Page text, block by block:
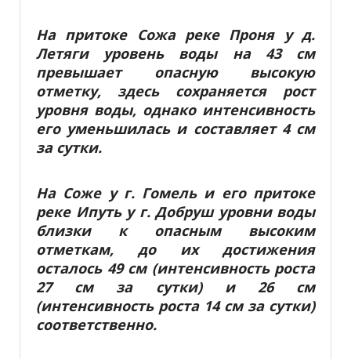
На притоке Сожа реке Проня у д.
Летяги уровень воды на 43 см
превышает опасную высокую
отметку, здесь сохраняется рост
уровня воды, однако интенсивность
его уменьшилась и составляет 4 см
за сутки.
На Соже у г. Гомель и его притоке
реке Ипуть у г. Добруш уровни воды
близки к опасным высоким
отметкам, до их достижения
осталось 49 см (интенсивность роста
27 см за сутки) и 26 см
(интенсивность роста 14 см за сутки)
соответственно.